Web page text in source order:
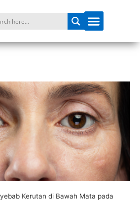
Kerutan di Bawah Mata pada